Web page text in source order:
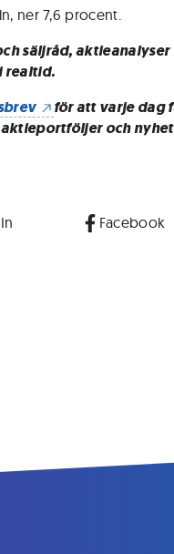
ner 7,6 procent.
säljråd,
realtid.
för att varje dag
och
Facebook